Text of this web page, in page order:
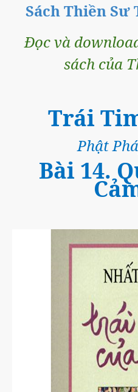
Sách Thiền
Đọc và
sách của
Trái
Phật
Bài 14.